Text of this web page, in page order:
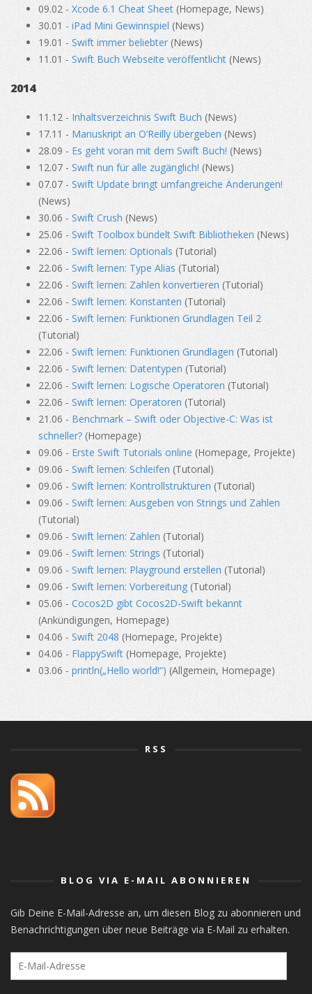
09.02 - Xcode 6.1 Cheat Sheet (Homepage, News)
30.01 - iPad Mini Gewinnspiel (News)
19.01 - Swift immer beliebter (News)
11.01 - Swift Buch Webseite veröffentlicht (News)
2014
11.12 - Inhaltsverzeichnis Swift Buch (News)
17.11 - Manuskript an O’Reilly übergeben (News)
28.09 - Es geht voran mit dem Swift Buch! (News)
12.07 - Swift nun für alle zugänglich! (News)
07.07 - Swift Update bringt umfangreiche Änderungen!
(News)
30.06 - Swift Crush (News)
25.06 - Swift Toolbox bündelt Swift Bibliotheken (News)
22.06 - Swift lernen: Optionals (Tutorial)
22.06 - Swift lernen: Type Alias (Tutorial)
22.06 - Swift lernen: Zahlen konvertieren (Tutorial)
22.06 - Swift lernen: Konstanten (Tutorial)
22.06 - Swift lernen: Funktionen Grundlagen Teil 2
(Tutorial)
22.06 - Swift lernen: Funktionen Grundlagen (Tutorial)
22.06 - Swift lernen: Datentypen (Tutorial)
22.06 - Swift lernen: Logische Operatoren (Tutorial)
22.06 - Swift lernen: Operatoren (Tutorial)
21.06 - Benchmark – Swift oder Objective-C: Was ist
schneller? (Homepage)
09.06 - Erste Swift Tutorials online (Homepage, Projekte)
09.06 - Swift lernen: Schleifen (Tutorial)
09.06 - Swift lernen: Kontrollstrukturen (Tutorial)
09.06 - Swift lernen: Ausgeben von Strings und Zahlen
(Tutorial)
09.06 - Swift lernen: Zahlen (Tutorial)
09.06 - Swift lernen: Strings (Tutorial)
09.06 - Swift lernen: Playground erstellen (Tutorial)
09.06 - Swift lernen: Vorbereitung (Tutorial)
05.06 - Cocos2D gibt Cocos2D-Swift bekannt
(Ankündigungen, Homepage)
04.06 - Swift 2048 (Homepage, Projekte)
04.06 - FlappySwift (Homepage, Projekte)
03.06 - println(„Hello world!“) (Allgemein, Homepage)
RSS
BLOG VIA E-MAIL ABONNIEREN
Gib Deine E-Mail-Adresse an, um diesen Blog zu abonnieren und
Benachrichtigungen über neue Beiträge via E-Mail zu erhalten.